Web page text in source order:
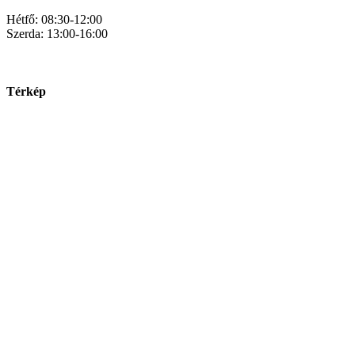
Hétfő: 08:30-12:00
Szerda: 13:00-16:00
Térkép